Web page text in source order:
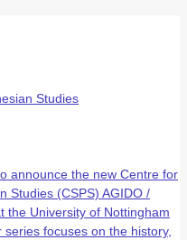
Studies
announce the new Centre for
Studies (CSPS) AGIDO /
University of Nottingham
focuses on the history,